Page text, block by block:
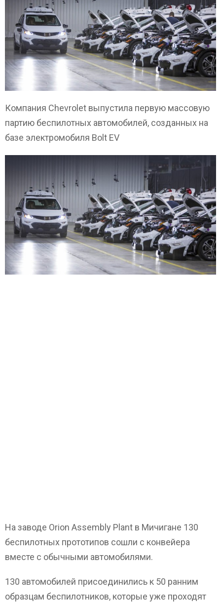
Компания Chevrolet выпустила первую массовую
партию беспилотных автомобилей, созданных на
базе электромобиля Bolt EV
На заводе Orion Assembly Plant в Мичигане 130
беспилотных прототипов сошли с конвейера
вместе с обычными автомобилями.
130 автомобилей присоединились к 50 ранним
образцам беспилотников, которые уже проходят